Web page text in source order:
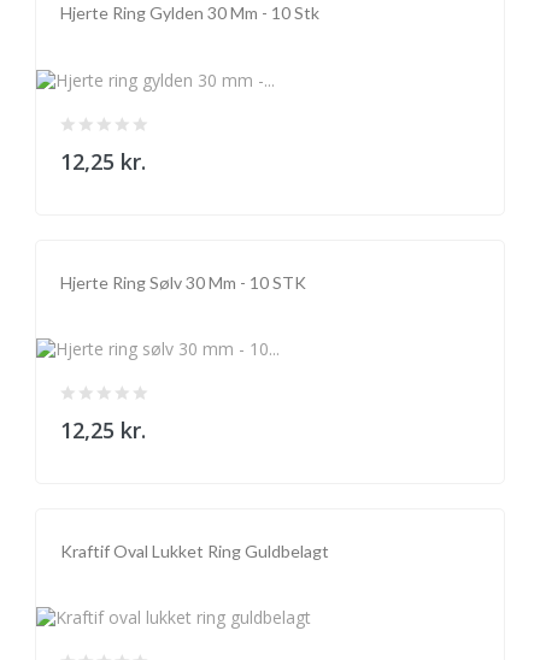
Hjerte Ring Gylden 30 Mm - 10 Stk
12,25 kr.
Hjerte Ring Sølv 30 Mm - 10 STK
12,25 kr.
Kraftif Oval Lukket Ring Guldbelagt